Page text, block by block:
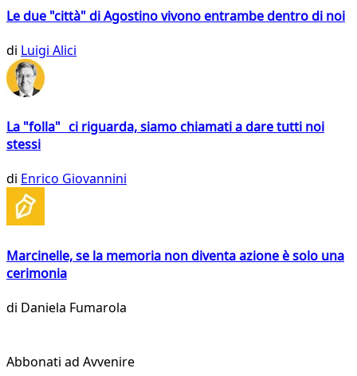
Le due "città" di Agostino vivono entrambe dentro di noi
di Luigi Alici
La "folla" ci riguarda, siamo chiamati a dare tutti noi
stessi
di Enrico Giovannini
Marcinelle, se la memoria non diventa azione è solo una
cerimonia
di Daniela Fumarola
Abbonati ad Avvenire